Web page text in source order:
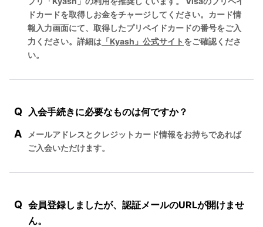
ドカードを取得しお金をチャージしてください。カード情
報入力画面にて、取得したプリペイドカードの番号をご入
力ください。詳細は 「Kyash」公式サイト をご確認くださ
い。
Q 入会手続きに必要なものは何ですか？
A
メールアドレスとクレジットカード情報をお持ちであれば
ご入会いただけます。
Q 会員登録しましたが、認証メールのURLが開けませ
ん。